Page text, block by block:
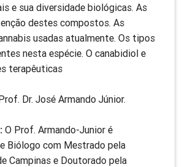
e sua diversidade biológicas. As
destes compostos. As
usadas atualmente. Os tipos
nesta espécie. O canabidiol e
terapêuticas
Dr. José Armando Júnior.
O Prof. Armando-Junior é
Biólogo com Mestrado pela
Campinas e Doutorado pela